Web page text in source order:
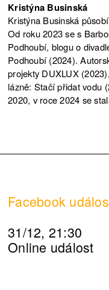
Kristýna Businská
Kristýna Businská
Od roku 2023 se s
Podhoubí, blogu o
Podhoubí (2024).
projekty DUXLUX
lázně: Stačí přidat vodu
2020, v roce 2024 se
Facebook
31/12, 21:30
Online událost